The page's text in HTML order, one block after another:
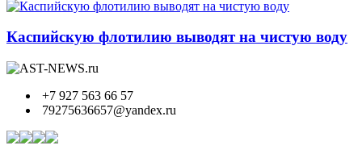
Каспийскую флотилию выводят на чистую воду
+7 927 563 66 57
79275636657@yandex.ru